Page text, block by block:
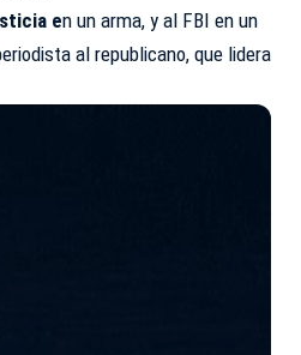
en un arma, y al FBI en un
al republicano, que lidera